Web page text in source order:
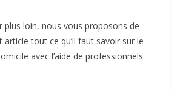
plus loin, nous vous proposons de
article tout ce qu’il faut savoir sur le
avec l’aide de professionnels